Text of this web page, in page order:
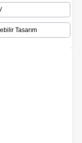
Tasarım